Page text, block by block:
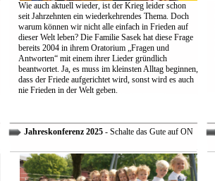
Wie auch aktuell wieder, ist der Krieg leider schon
seit Jahrzehnten ein wiederkehrendes Thema. Doch
warum können wir nicht alle einfach in Frieden auf
dieser Welt leben? Die Familie Sasek hat diese Frage
bereits 2004 in ihrem Oratorium „Fragen und
Antworten“ mit einem ihrer Lieder gründlich
beantwortet. Ja, es muss im kleinsten Alltag beginnen,
dass der Friede aufgerichtet wird, sonst wird es auch
nie Frieden in der Welt geben.
Jahreskonferenz 2025- Schalte das Gute auf ON